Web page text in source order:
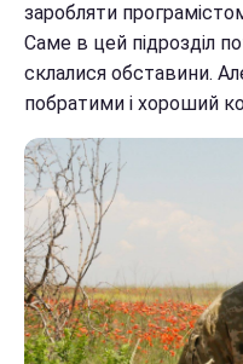
заробляти
Саме в цей підрозділ
склалися обставини.
побратими і хороший